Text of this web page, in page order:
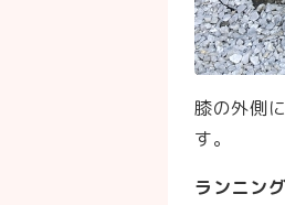
膝の外側
す。
ランニン